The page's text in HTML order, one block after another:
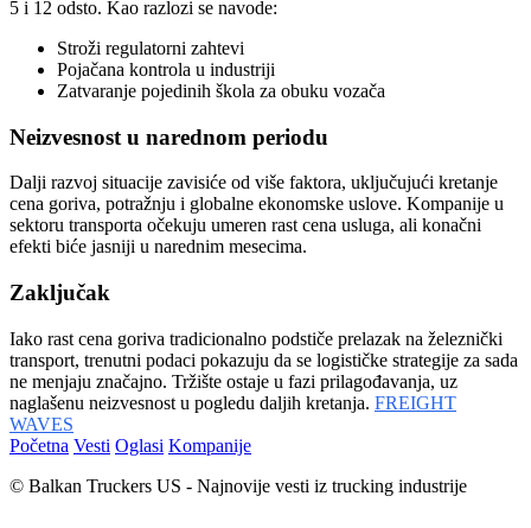
5 i 12 odsto. Kao razlozi se navode:
Stroži regulatorni zahtevi
Pojačana kontrola u industriji
Zatvaranje pojedinih škola za obuku vozača
Neizvesnost u narednom periodu
Dalji razvoj situacije zavisiće od više faktora, uključujući kretanje
cena goriva, potražnju i globalne ekonomske uslove. Kompanije u
sektoru transporta očekuju umeren rast cena usluga, ali konačni
efekti biće jasniji u narednim mesecima.
Zaključak
Iako rast cena goriva tradicionalno podstiče prelazak na železnički
transport, trenutni podaci pokazuju da se logističke strategije za sada
ne menjaju značajno. Tržište ostaje u fazi prilagođavanja, uz
naglašenu neizvesnost u pogledu daljih kretanja. FREIGHT
WAVES
Početna Vesti Oglasi Kompanije
© Balkan Truckers US - Najnovije vesti iz trucking industrije